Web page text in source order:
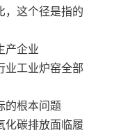
，这个径是指的
产企业
业工业炉窑全部
的根本问题
化碳排放面临履